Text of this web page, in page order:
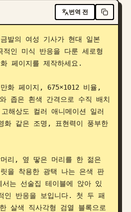
번역 전
발의 여성 기사가 현대 일본
적인 미식 반응을 다룬 세로형
페이지를 제작하세요.
화 페이지, 675×1012 비율,
좁은 흰색 간격으로 수직 배치
해상도 컬러 애니메이션 일러
화 같은 조명, 표현력이 풍부한
리, 옆 땋은 머리를 한 젊은
을 착용한 광택 나는 은색 판
는 선술집 테이블에 앉아 있
인 반응을 보입니다. 첫 두 패
살색 직사각형 검열 블록으로